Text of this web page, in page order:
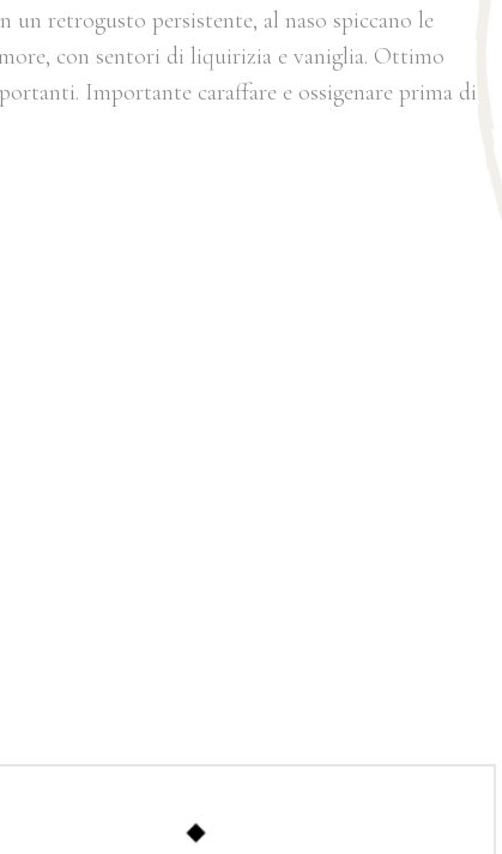
retrogusto persistente, al naso spiccano le
con sentori di liquirizia e vaniglia. Ottimo
Importante caraffare e ossigenare prima di